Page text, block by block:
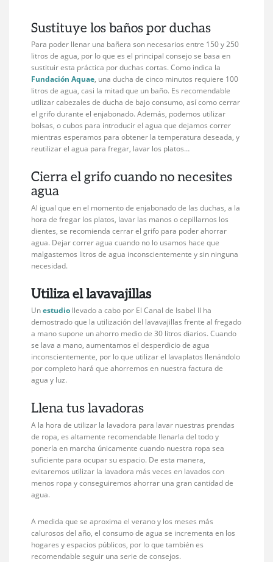
Sustituye los baños por duchas
Para poder llenar una bañera son necesarios entre 150 y 250
litros de agua, por lo que es el principal consejo se basa en
sustituir esta práctica por duchas cortas. Como indica la
Fundación Aquae, una ducha de cinco minutos requiere 100
litros de agua, casi la mitad que un baño. Es recomendable
utilizar cabezales de ducha de bajo consumo, así como cerrar
el grifo durante el enjabonado. Además, podemos utilizar
bolsas, o cubos para introducir el agua que dejamos correr
mientras esperamos para obtener la temperatura deseada, y
reutilizar el agua para fregar, lavar los platos…
Cierra el grifo cuando no necesites
agua
Al igual que en el momento de enjabonado de las duchas, a la
hora de fregar los platos, lavar las manos o cepillarnos los
dientes, se recomienda cerrar el grifo para poder ahorrar
agua. Dejar correr agua cuando no lo usamos hace que
malgastemos litros de agua inconscientemente y sin ninguna
necesidad.
Utiliza el lavavajillas
Unestudio llevado a cabo por El Canal de Isabel II ha
demostrado que la utilización del lavavajillas frente al fregado
a mano supone un ahorro medio de 30 litros diarios. Cuando
se lava a mano, aumentamos el desperdicio de agua
inconscientemente, por lo que utilizar el lavaplatos llenándolo
por completo hará que ahorremos en nuestra factura de
agua y luz.
Llena tus lavadoras
A la hora de utilizar la lavadora para lavar nuestras prendas
de ropa, es altamente recomendable llenarla del todo y
ponerla en marcha únicamente cuando nuestra ropa sea
suficiente para ocupar su espacio. De esta manera,
evitaremos utilizar la lavadora más veces en lavados con
menos ropa y conseguiremos ahorrar una gran cantidad de
agua.
A medida que se aproxima el verano y los meses más
calurosos del año, el consumo de agua se incrementa en los
hogares y espacios públicos, por lo que también es
recomendable seguir una serie de consejos.